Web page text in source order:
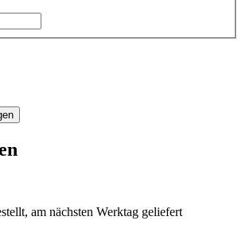
am nächsten Werktag geliefert